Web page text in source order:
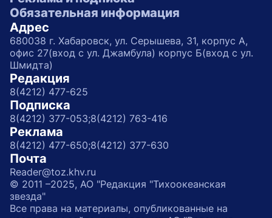
Обязательная информация
Адрес
680038 г. Хабаровск, ул. Серышева, 31, корпус А,
офис 27(вход с ул. Джамбула) корпус Б(вход с ул.
Шмидта)
Редакция
8(4212) 477-625
Подписка
8(4212) 377-053;8(4212) 763-416
Реклама
8(4212) 477-650;8(4212) 377-630
Почта
Reader@toz.khv.ru
© 2011 –2025, АО "Редакция "Тихоокеанская
звезда"
Все права на материалы, опубликованные на